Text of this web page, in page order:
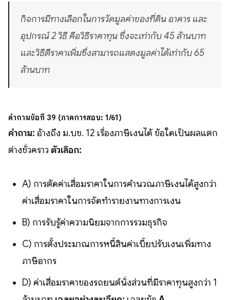
กิจการมีทางเลือกในการวัดมูลค่าของที่ดิน อาคาร และ
อุปกรณ์ 2 วิธี คือวิธีราคาทุน ซึ่งจะเท่ากับ 45 ล้านบาท
และวิธีตีราคาเพิ่มซึ่งสามารถแสดงมูลค่าได้เท่ากับ 65
ล้านบาท
คำถามข้อที่ 39 (ภาคการสอบ: 1/61)
คำถาม: อ้างถึง ม.บช. 12 เรื่องภาษีเงินได้ ข้อใดเป็นผลแตก
ต่างชั่วคราว ตัวเลือก:
A) การตัดค่าเสื่อมราคาในการคำนวณภาษีเงินได้สูงกว่า
ค่าเสื่อมราคาในการจัดทำรายงานทางการเงิน
B) การรับรู้ค่าความนิยมจากการรวมธุรกิจ
C) การตั้งประมาณการหนี้สินค่าเบี้ยปรับเงินเพิ่มทาง
ภาษีอากร
D) ค่าเสื่อมราคาของรถยนต์นั่งส่วนที่มีราคาทุนสูงกว่า 1